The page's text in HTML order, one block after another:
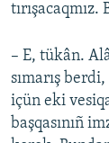
– E, tükân.
sımarış
içün eki
başqasınıñ